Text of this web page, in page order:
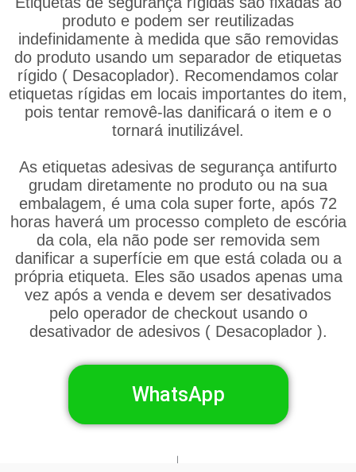
produto e podem ser reutilizadas
indefinidamente à medida que são removidas
do produto usando um separador de etiquetas
rígido ( Desacoplador). Recomendamos colar
etiquetas rígidas em locais importantes do item,
pois tentar removê-las danificará o item e o
tornará inutilizável.
As etiquetas adesivas de segurança antifurto
grudam diretamente no produto ou na sua
embalagem, é uma cola super forte, após 72
horas haverá um processo completo de escória
da cola, ela não pode ser removida sem
danificar a superfície em que está colada ou a
própria etiqueta. Eles são usados ​​apenas uma
vez após a venda e devem ser desativados
pelo operador de checkout usando o
desativador de adesivos ( Desacoplador ).
WhatsApp